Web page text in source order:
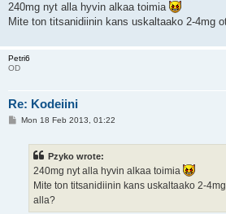
240mg nyt alla hyvin alkaa toimia
Mite ton titsanidiinin kans uskaltaako 2-4mg
Petri6
OD
Re: Kodeiini
PMon 18 Feb 2013, 01:22
Pzyko wrote:
240mg nyt alla hyvin alkaa toimia
Mite ton titsanidiinin kans uskaltaako 2-
alla?